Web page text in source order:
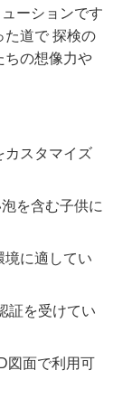
ーションです
た道で 探検の
ちの想像力や
カスタマイズ
を含む子供に
境に適してい
証を受けてい
図面で利用可